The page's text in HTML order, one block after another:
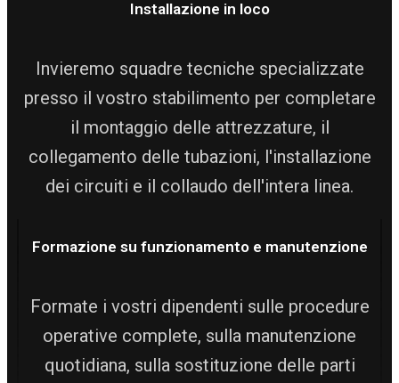
Installazione in loco
Invieremo squadre tecniche specializzate
presso il vostro stabilimento per completare
il montaggio delle attrezzature, il
collegamento delle tubazioni, l'installazione
dei circuiti e il collaudo dell'intera linea.
Formazione su funzionamento e manutenzione
Formate i vostri dipendenti sulle procedure
operative complete, sulla manutenzione
quotidiana, sulla sostituzione delle parti